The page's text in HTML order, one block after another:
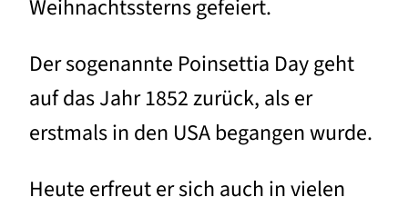
Weihnachtssterns gefeiert.
Der sogenannte Poinsettia Day geht
auf das Jahr 1852 zurück, als er
erstmals in den USA begangen wurde.
Heute erfreut er sich auch in vielen